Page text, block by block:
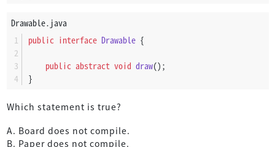
Drawable.java
public interface Drawable {
public abstract void draw() ;
}
Which statement is true?
A. Board does not compile.
B. Paper does not compile.